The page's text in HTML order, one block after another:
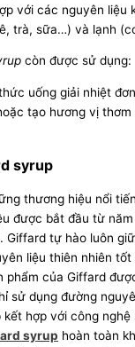
với các nguyên liệu
trà, sữa…) và lạnh
còn được sử dụng:
uống giải nhiệt
tạo hương vị
syrup
thương hiệu nổi
được bắt đầu từ
Giffard tự hào luôn
liệu thiên nhiên
phẩm của Giffard
sử dụng đường
hợp với công nghệ
syrup hoàn toàn